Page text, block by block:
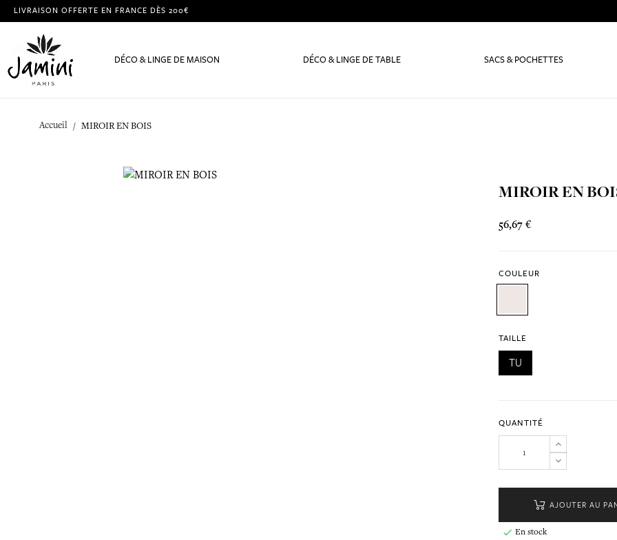
LIVRAISON OFFERTE EN FRANCE DÈS 200€
DÉCO & LINGE DE MAISON DÉCO & LINGE DE TABLE SACS & POCHETTES
Accueil MIROIR EN BOIS
MIROIR EN
56,67 €
COULEUR
TAILLE
TU
QUANTITÉ
AJOUTER AU
 En stock